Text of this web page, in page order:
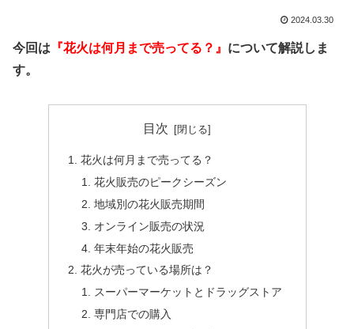
2024.03.30
今回は 『花火は何月まで売ってる？』 について解説しま
す。
目次
花火は何月まで売ってる？
花火販売のピークシーズン
地域別の花火販売期間
オンライン販売の状況
年末年始の花火販売
花火が売っている場所は？
スーパーマーケットとドラッグストア
専門店での購入